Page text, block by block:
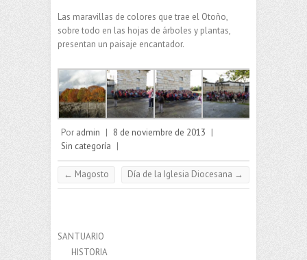
Las maravillas de colores que trae el Otoño,
sobre todo en las hojas de árboles y plantas,
presentan un paisaje encantador.
Por admin | 8 de noviembre de 2013 |
Sin categoría |
← Magosto Día de la Iglesia Diocesana →
SANTUARIO
HISTORIA